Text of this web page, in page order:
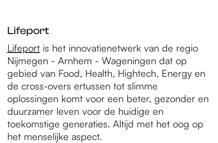
Lifeport
Lifeport is het innovatienetwerk van de regio
Nijmegen - Arnhem - Wageningen dat op
gebied van Food, Health, Hightech, Energy en
de cross-overs ertussen tot slimme
oplossingen komt voor een beter, gezonder en
duurzamer leven voor de huidige en
toekomstige generaties. Altijd met het oog op
het menselijke aspect.